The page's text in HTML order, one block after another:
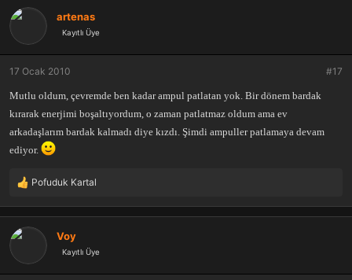
k
l
e
r
artenas
Kayıtlı Üye
17 Ocak 2010 #17
Mutlu oldum, çevremde ben kadar ampul patlatan yok. Bir dönem bardak
kırarak enerjimi boşaltıyordum, o zaman patlatmaz oldum ama ev
arkadaşlarım bardak kalmadı diye kızdı. Şimdi ampuller patlamaya devam
ediyor.
T
p
k
l
e
Pofuduk Kartal
Voy
Kayıtlı Üye